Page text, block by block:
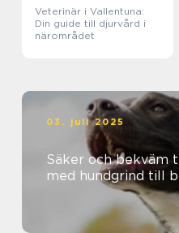
Veterinär i Vallentuna:
Din guide till djurvård i
närområdet
03. juli 2025
Säker och bekväm
med hundgrind till